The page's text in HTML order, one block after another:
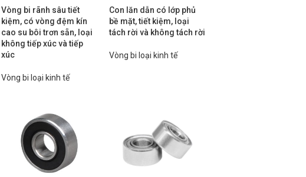
Vòng bi rãnh sâu tiết
kiệm, có vòng đệm kín
cao su bôi trơn sẵn, loại
không tiếp xúc và tiếp
xúc
Vòng bi loại kinh tế
Con lăn dẫn có lớp phủ
bề mặt, tiết kiệm, loại
tách rời và không tách rời
Vòng bi loại kinh tế